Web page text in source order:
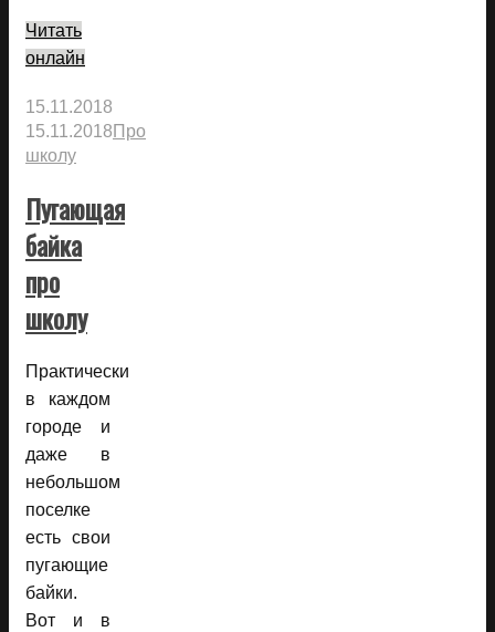
Читать
онлайн
15.11.2018
15.11.2018 Про
школу
Пугающая
байка
про
школу
Практически
в каждом
городе и
даже в
небольшом
поселке
есть свои
пугающие
байки.
Вот и в